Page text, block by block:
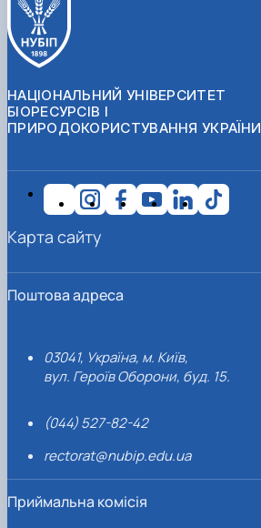
НАЦІОНАЛЬНИЙ УНІВЕРСИТЕТ
БІОРЕСУРСІВ І
ПРИРОДОКОРИСТУВАННЯ УКРАЇНИ
Поштова адреса
03041, Україна, м. Київ,
вул. Героїв Оборони, буд. 15.
(044) 527-82-42
rectorat@nubip.edu.ua
Приймальна комісія
Карта сайту